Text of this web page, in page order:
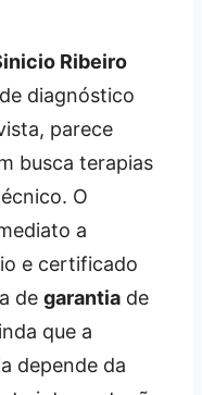
Ribeiro
diagnóstico
parece
busca terapias
O
a
e certificado
de garantia de
que a
depende da